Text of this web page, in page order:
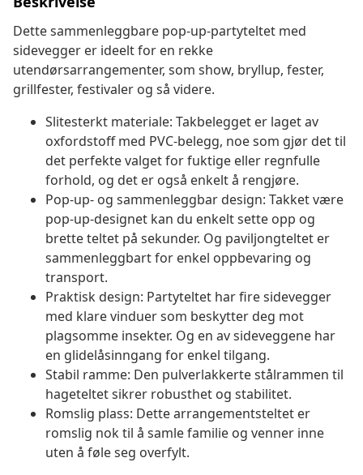
Dette sammenleggbare pop-up-partyteltet med
sidevegger er ideelt for en rekke
utendørsarrangementer, som show, bryllup, fester,
grillfester, festivaler og så videre.
Slitesterkt materiale: Takbelegget er laget av
oxfordstoff med PVC-belegg, noe som gjør det til
det perfekte valget for fuktige eller regnfulle
forhold, og det er også enkelt å rengjøre.
Pop-up- og sammenleggbar design: Takket være
pop-up-designet kan du enkelt sette opp og
brette teltet på sekunder. Og paviljongteltet er
sammenleggbart for enkel oppbevaring og
transport.
Praktisk design: Partyteltet har fire sidevegger
med klare vinduer som beskytter deg mot
plagsomme insekter. Og en av sideveggene har
en glidelåsinngang for enkel tilgang.
Stabil ramme: Den pulverlakkerte stålrammen til
hageteltet sikrer robusthet og stabilitet.
Romslig plass: Dette arrangementsteltet er
romslig nok til å samle familie og venner inne
uten å føle seg overfylt.